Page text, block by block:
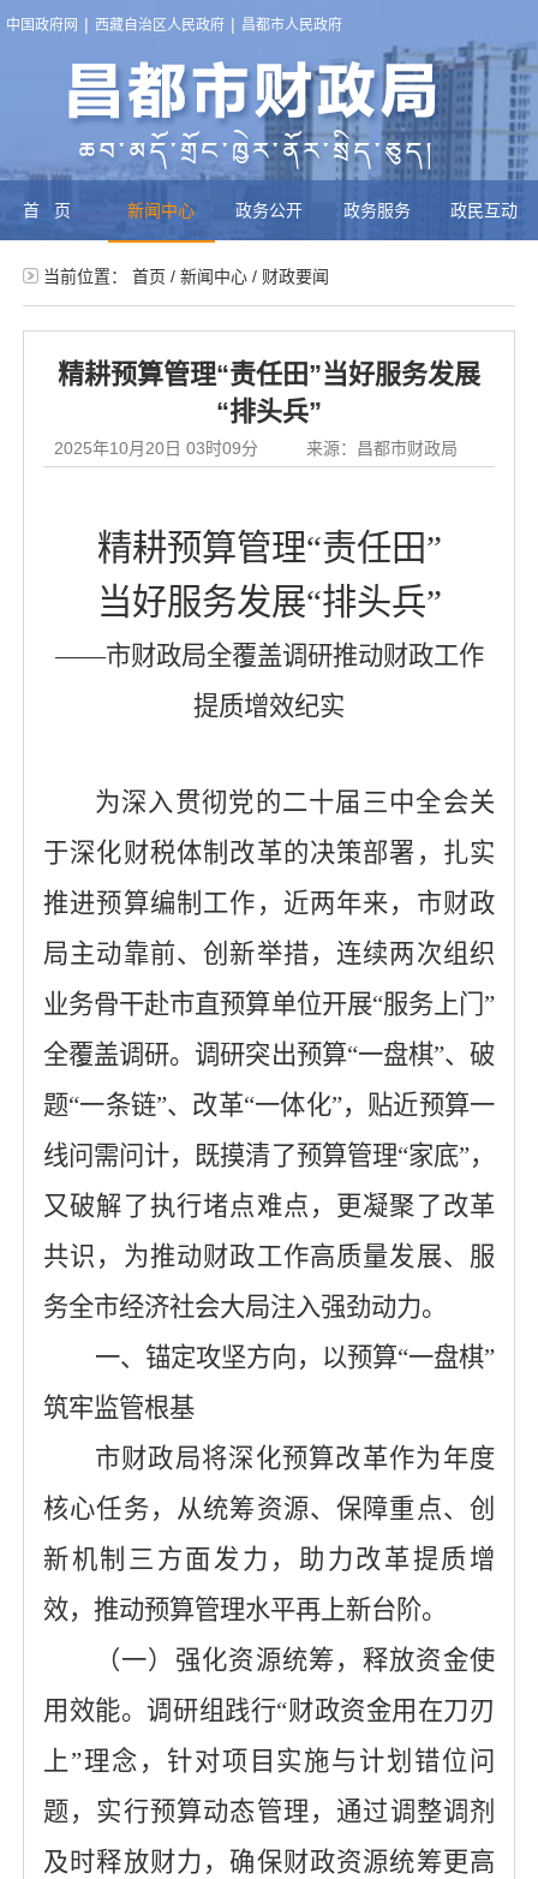
中国政府网 | 西藏自治区人民政府 | 昌都市人民政府
首页 新闻中心 政务公开 政务服务 政民互动
当前位置： 首页 / 新闻中心/ 财政要闻
精耕预算管理“责任田”当好服务发展
“排头兵”
2025年10月20日 03时09分 来源：昌都市财政局
精耕预算管理“责任田”
当好服务发展“排头兵”
——市财政局全覆盖调研推动财政工作
提质增效纪实
为深入贯彻党的二十届三中全会关
于深化财税体制改革的决策部署，扎实
推进预算编制工作， 近两年来， 市财政
局主动靠前、创新举措， 连续两次组织
业务骨干赴市直预算单位开展“服务上门”
全覆盖调研。 调研突出预算“一盘棋”、破
题“一条链”、改革“一体化”，贴近预算一
线问需问计， 既摸清了预算管理“家底”，
又破解了执行堵点难点，更凝聚了改革
共识，为推动财政工作高质量发展、服
务全市经济社会大局注入强劲动力。
一、锚定攻坚方向，以预算“一盘棋”
筑牢监管根基
市财政局将深化预算改革作为年度
核心任务，从统筹资源、保障重点、创
新机制三方面发力，助力改革提质增
效， 推动预算管理水平再上新台阶。
（一） 强化资源统筹，释放资金使
用效能。 调研组 践行“财政资金用在刀刃
上”理念 ，针对项目实施与计划错位问
题， 实行预算动态管理，通过调整调剂
及时释放财力，确保财政资源统筹更高